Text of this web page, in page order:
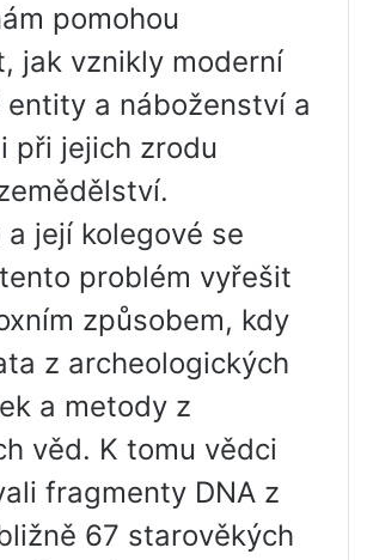
pomohou
jak vznikly moderní
a náboženství a
při jejich zrodu
a její kolegové se
problém vyřešit
způsobem, kdy
z archeologických
a metody z
věd. K tomu vědci
fragmenty DNA z
67 starověkých